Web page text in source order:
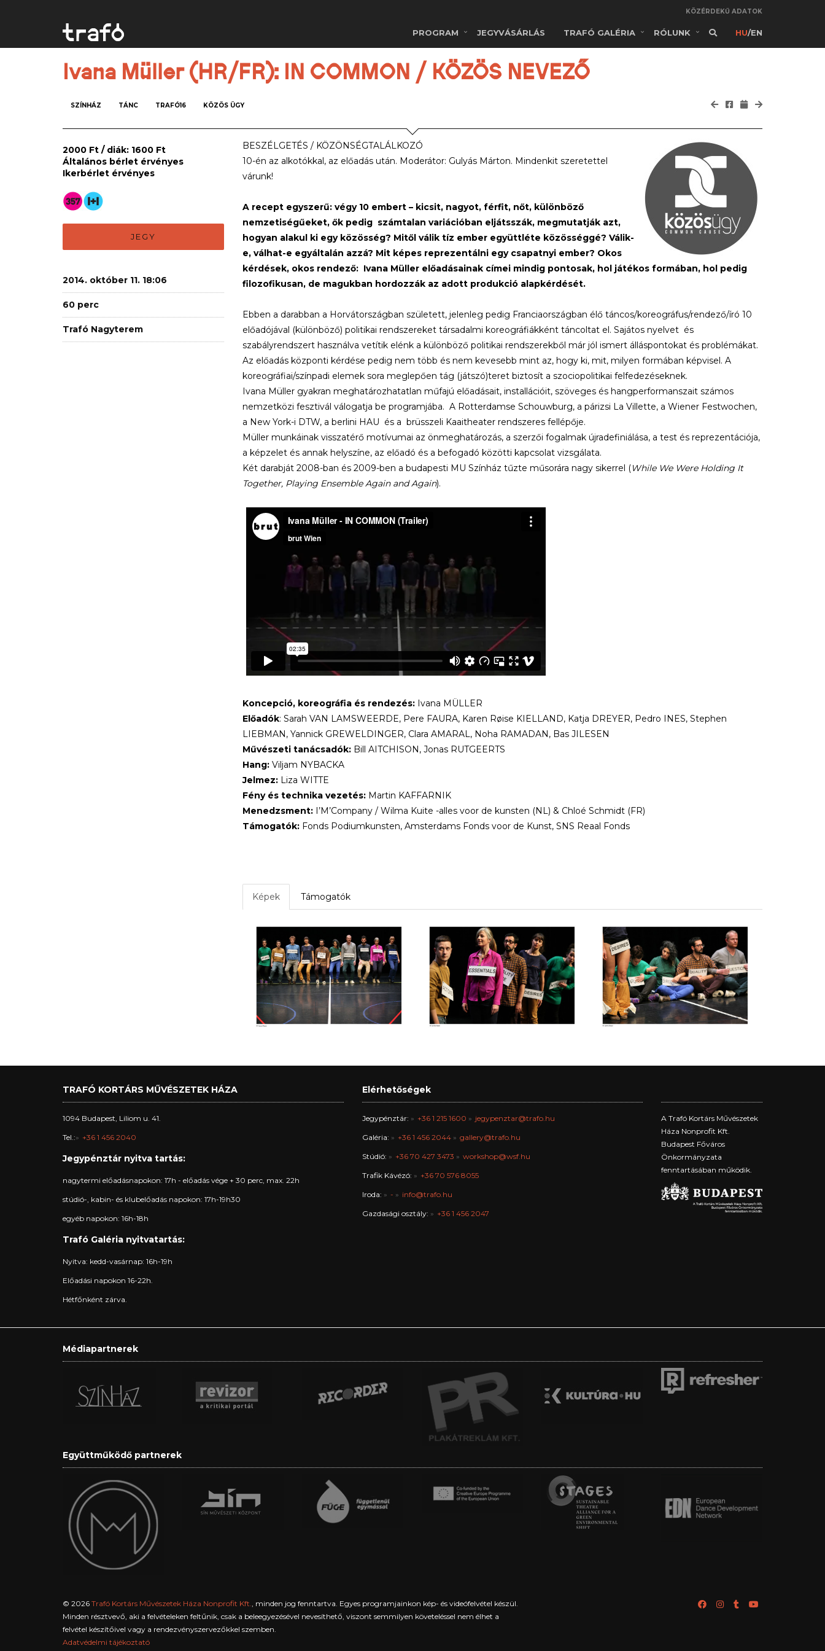
KÖZÉRDEKŰ ADATOK
PROGRAM JEGYVÁSÁRLÁS TRAFÓ GALÉRIA RÓLUNK HU/EN
Ivana Müller (HR/FR): IN COMMON / KÖZÖS NEVEZŐ
SZÍNHÁZ TÁNC TRAFÓ16 KÖZÖS ÜGY
2000 Ft / diák: 1600 Ft
Általános bérlet érvényes
Ikerbérlet érvényes
JEGY
2014. október 11. 18:06
60 perc
Trafó Nagyterem
BESZÉLGETÉS / KÖZÖNSÉGTALÁLKOZÓ
10-én az alkotókkal, az előadás után. Moderátor: Gulyás Márton. Mindenkit szeretettel
várunk!
A recept egyszerű: végy 10 embert – kicsit, nagyot, férfit, nőt, különböző
nemzetiségűeket, ők pedig számtalan variációban eljátsszák, megmutatják azt,
hogyan alakul ki egy közösség? Mitől válik tíz ember együttléte közösséggé? Válik-
e, válhat-e egyáltalán azzá? Mit képes reprezentálni egy csapatnyi ember? Okos
kérdések, okos rendező: Ivana Müller előadásainak címei mindig pontosak, hol játékos formában, hol pedig
filozofikusan, de magukban hordozzák az adott produkció alapkérdését.
Ebben a darabban a Horvátországban született, jelenleg pedig Franciaországban élő táncos/koreográfus/rendező/író 10
előadójával (különböző) politikai rendszereket társadalmi koreográfiákként táncoltat el. Sajátos nyelvet és
szabályrendszert használva vetítik elénk a különböző politikai rendszerekből már jól ismert álláspontokat és problémákat.
Az előadás központi kérdése pedig nem több és nem kevesebb mint az, hogy ki, mit, milyen formában képvisel. A
koreográfiai/színpadi elemek sora meglepően tág (játszó)teret biztosít a szociopolitikai felfedezéseknek.
Ivana Müller gyakran meghatározhatatlan műfajú előadásait, installációit, szöveges és hangperformanszait számos
nemzetközi fesztivál válogatja be programjába. A Rotterdamse Schouwburg, a párizsi La Villette, a Wiener Festwochen,
a New York-i DTW, a berlini HAU és a brüsszeli Kaaitheater rendszeres fellépője.
Müller munkáinak visszatérő motívumai az önmeghatározás, a szerzői fogalmak újradefiniálása, a test és reprezentációja,
a képzelet és annak helyszíne, az előadó és a befogadó közötti kapcsolat vizsgálata.
Két darabját 2008-ban és 2009-ben a budapesti MU Színház tűzte műsorára nagy sikerrel (While We Were Holding It
Together, Playing Ensemble Again and Again).
Koncepció, koreográfia és rendezés: Ivana MÜLLER
Előadók: Sarah VAN LAMSWEERDE, Pere FAURA, Karen Røise KIELLAND, Katja DREYER, Pedro INES, Stephen
LIEBMAN, Yannick GREWELDINGER, Clara AMARAL, Noha RAMADAN, Bas JILESEN
Művészeti tanácsadók: Bill AITCHISON, Jonas RUTGEERTS
Hang:Viljam NYBACKA
Jelmez:Liza WITTE
Fény és technika vezetés:Martin KAFFARNIK
Menedzsment: I’M’Company / Wilma Kuite -alles voor de kunsten (NL) & Chloé Schmidt (FR)
Támogatók: Fonds Podiumkunsten, Amsterdams Fonds voor de Kunst, SNS Reaal Fonds
Képek Támogatók
TRAFÓ KORTÁRS MŰVÉSZETEK HÁZA
1094 Budapest, Liliom u. 41.
Tel.: +36 1 456 2040
Jegypénztár nyitva tartás:
nagytermi előadásnapokon: 17h - előadás vége + 30 perc, max. 22h
stúdió-, kabin- és klubelőadás napokon: 17h-19h30
egyéb napokon: 16h-18h
Trafó Galéria nyitvatartás:
Nyitva: kedd-vasárnap: 16h-19h
Előadási napokon 16-22h.
Hétfőnként zárva.
Elérhetőségek
Jegypénztár: +36 1 215 1600 jegypenztar@trafo.hu
Galéria: +36 1 456 2044 gallery@trafo.hu
Stúdió: +36 70 427 3473 workshop@wsf.hu
Trafik Kávézó: +36 70 576 8055
Iroda: - info@trafo.hu
Gazdasági osztály: +36 1 456 2047
A Trafó Kortárs Művészetek
Háza Nonprofit Kft.
Budapest Főváros
Önkormányzata
fenntartásában működik.
Médiapartnerek
Együttműködő partnerek
© 2026 Trafó Kortárs Művészetek Háza Nonprofit Kft., minden jog fenntartva. Egyes programjainkon kép- és videófelvétel készül.
Minden résztvevő, aki a felvételeken feltűnik, csak a beleegyezésével nevesíthető, viszont semmilyen követeléssel nem élhet a
felvétel készítőivel vagy a rendezvényszervezőkkel szemben.
Adatvédelmi tájékoztató